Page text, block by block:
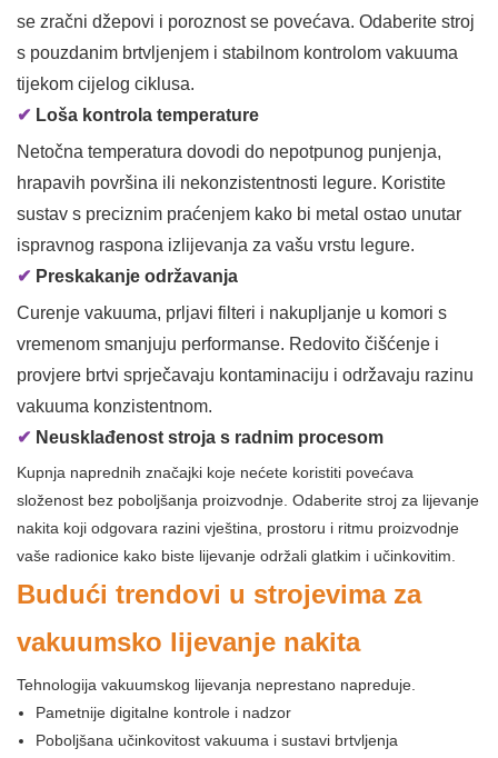
se zračni džepovi i poroznost se povećava. Odaberite stroj
s pouzdanim brtvljenjem i stabilnom kontrolom vakuuma
tijekom cijelog ciklusa.
✔ Loša kontrola temperature
Netočna temperatura dovodi do nepotpunog punjenja,
hrapavih površina ili nekonzistentnosti legure. Koristite
sustav s preciznim praćenjem kako bi metal ostao unutar
ispravnog raspona izlijevanja za vašu vrstu legure.
✔ Preskakanje održavanja
Curenje vakuuma, prljavi filteri i nakupljanje u komori s
vremenom smanjuju performanse. Redovito čišćenje i
provjere brtvi sprječavaju kontaminaciju i održavaju razinu
vakuuma konzistentnom.
✔ Neusklađenost stroja s radnim procesom
Kupnja naprednih značajki koje nećete koristiti povećava
složenost bez poboljšanja proizvodnje. Odaberite stroj za lijevanje
nakita koji odgovara razini vještina, prostoru i ritmu proizvodnje
vaše radionice kako biste lijevanje održali glatkim i učinkovitim.
Budući trendovi u strojevima za
vakuumsko lijevanje nakita
Tehnologija vakuumskog lijevanja neprestano napreduje.
Pametnije digitalne kontrole i nadzor
Poboljšana učinkovitost vakuuma i sustavi brtvljenja